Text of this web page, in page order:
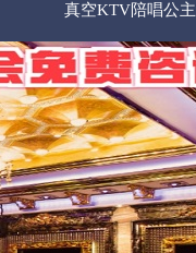
真空KTV陪唱公主